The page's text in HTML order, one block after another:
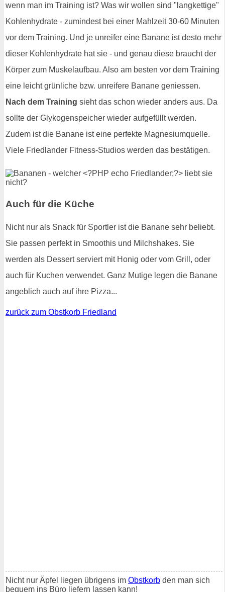
wenn man im Training ist? Was wir wollen sind "langkettige"
Kohlenhydrate - zumindest bei einer Mahlzeit 30-60 Minuten
vor dem Training. Und je unreifer eine Banane ist desto mehr
dieser Kohlenhydrate hat sie - und genau diese braucht der
Körper zum Muskelaufbau. Also am besten vor dem Training
eine leicht grünliche bzw. unreifere Banane geniessen.
Nach dem Training sieht das schon wieder anders aus. Da
sollte der Glykogenspeicher wieder aufgefüllt werden.
Zudem ist die Banane ist eine perfekte Magnesiumquelle.
Viele Friedlander Fitness-Studios werden das bestätigen.
Auch für die Küche
Nicht nur als Snack für Sportler ist die Banane sehr beliebt.
Sie passen perfekt in Smoothis und Milchshakes. Sie
werden als Dessert serviert mit Honig oder vom Grill, oder
auch für Kuchen verwendet. Ganz Mutige legen die Banane
angeblich auch auf ihre Pizza...
zurück zum Obstkorb Friedland
Nicht nur Äpfel liegen übrigens im Obstkorb den man sich
bequem ins Büro liefern lassen kann!